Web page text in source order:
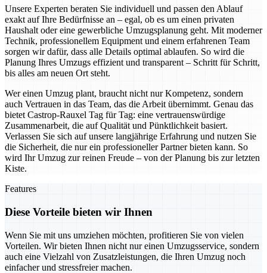
Unsere Experten beraten Sie individuell und passen den Ablauf
exakt auf Ihre Bedürfnisse an – egal, ob es um einen privaten
Haushalt oder eine gewerbliche Umzugsplanung geht. Mit moderner
Technik, professionellem Equipment und einem erfahrenen Team
sorgen wir dafür, dass alle Details optimal ablaufen. So wird die
Planung Ihres Umzugs effizient und transparent – Schritt für Schritt,
bis alles am neuen Ort steht.
Wer einen Umzug plant, braucht nicht nur Kompetenz, sondern
auch Vertrauen in das Team, das die Arbeit übernimmt. Genau das
bietet Castrop-Rauxel Tag für Tag: eine vertrauenswürdige
Zusammenarbeit, die auf Qualität und Pünktlichkeit basiert.
Verlassen Sie sich auf unsere langjährige Erfahrung und nutzen Sie
die Sicherheit, die nur ein professioneller Partner bieten kann. So
wird Ihr Umzug zur reinen Freude – von der Planung bis zur letzten
Kiste.
Features
Diese Vorteile bieten wir Ihnen
Wenn Sie mit uns umziehen möchten, profitieren Sie von vielen
Vorteilen. Wir bieten Ihnen nicht nur einen Umzugsservice, sondern
auch eine Vielzahl von Zusatzleistungen, die Ihren Umzug noch
einfacher und stressfreier machen.